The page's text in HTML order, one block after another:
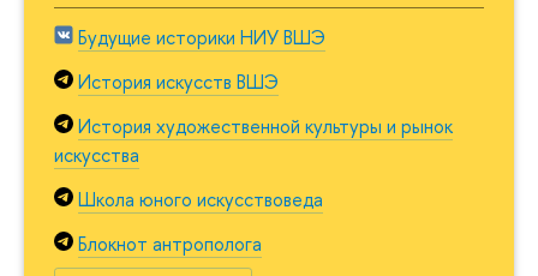
Будущие историки НИУ ВШЭ
История искусств ВШЭ
История художественной культуры и рынок
искусства
Школа юного искусствоведа
Блокнот антрополога